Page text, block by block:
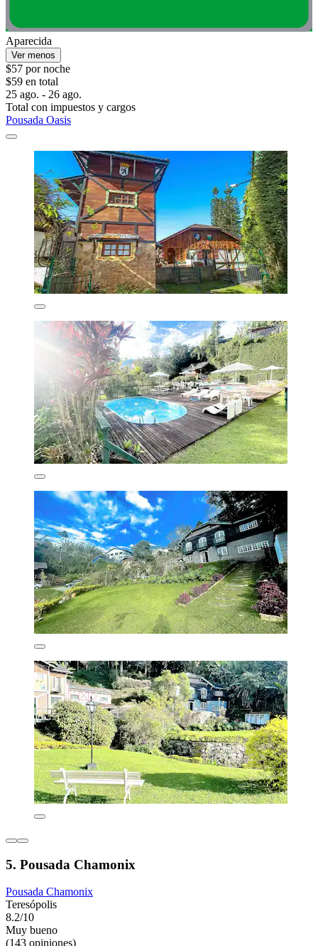
Aparecida
Ver menos
$57 por noche
$59 en total
25 ago. - 26 ago.
Total con impuestos y cargos
Pousada Oasis
5. Pousada Chamonix
Pousada Chamonix
Teresópolis
8.2/10
Muy bueno
(143 opiniones)